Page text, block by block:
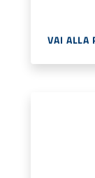
VAI ALLA